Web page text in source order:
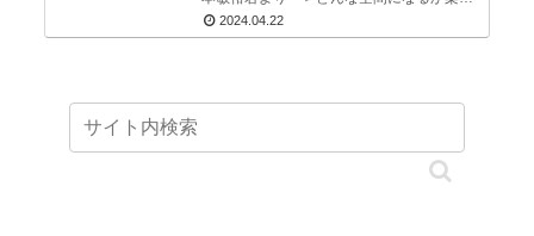
みです。マニアックなモチーフの静物画と
2024.04.22